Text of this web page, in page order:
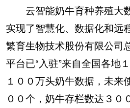
云智能奶牛育种养殖大
实现了智慧化、数据化和远
繁育生物技术股份有限公司
平台已“入驻”来自全国各地
１００万头奶牛数据，未来
００个，奶牛存栏数达３０